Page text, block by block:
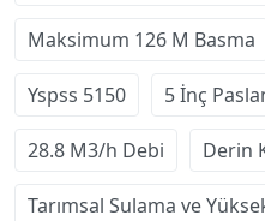
Maksimum 126 M Basma
Yspss 5150 5 İnç
28.8 M3/h Debi Derin
Tarımsal Sulama ve